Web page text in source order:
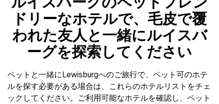
ルイスバーグのペットフレン
ドリーなホテルで、毛皮で覆
われた友人と一緒にルイスバ
ーグを探索してください
ペットと一緒にLewisburgへのご旅行で、ペット可のホテ
ルを探す必要がある場合は、これらのホテルリストをチェ
ックしてください。ご利用可能なホテルを確認し、ペット